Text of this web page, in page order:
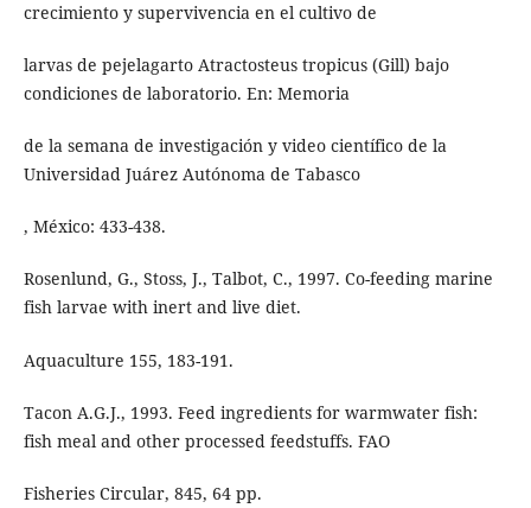
crecimiento y supervivencia en el cultivo de
larvas de pejelagarto Atractosteus tropicus (Gill) bajo
condiciones de laboratorio. En: Memoria
de la semana de investigación y video científico de la
Universidad Juárez Autónoma de Tabasco
, México: 433-438.
Rosenlund, G., Stoss, J., Talbot, C., 1997. Co-feeding marine
fish larvae with inert and live diet.
Aquaculture 155, 183-191.
Tacon A.G.J., 1993. Feed ingredients for warmwater fish:
fish meal and other processed feedstuffs. FAO
Fisheries Circular, 845, 64 pp.